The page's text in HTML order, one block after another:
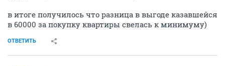
в итоге получилось что разница в выгоде казавшейся
в 60000 за покупку квартиры свелась к минимуму)
ОТВЕТИТЬ